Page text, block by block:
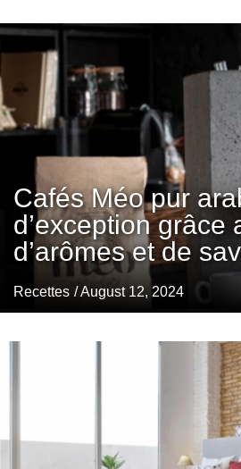
Cafés Méo pur
d’exception grâce
d’arômes et de
Recettes / August 12, 2024